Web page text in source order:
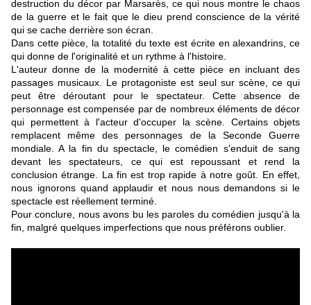
destruction du décor par Marsarès, ce qui nous montre le chaos
de la guerre et le fait que le dieu prend conscience de la vérité
qui se cache derrière son écran.
Dans cette pièce, la totalité du texte est écrite en alexandrins, ce
qui donne de l'originalité et un rythme à l'histoire.
L'auteur donne de la modernité à cette pièce en incluant des
passages musicaux. Le protagoniste est seul sur scène, ce qui
peut être déroutant pour le spectateur. Cette absence de
personnage est compensée par de nombreux éléments de décor
qui permettent à l'acteur d'occuper la scène. Certains objets
remplacent même des personnages de la Seconde Guerre
mondiale. A la fin du spectacle, le comédien s'enduit de sang
devant les spectateurs, ce qui est repoussant et rend la
conclusion étrange. La fin est trop rapide à notre goût. En effet,
nous ignorons quand applaudir et nous nous demandons si le
spectacle est réellement terminé.
Pour conclure, nous avons bu les paroles du comédien jusqu'à la
fin, malgré quelques imperfections que nous préférons oublier.